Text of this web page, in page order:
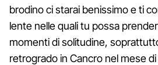
brodino ci starai benissimo e ti
lente nelle quali tu possa
momenti di solitudine,
retrogrado in Cancro nel mese